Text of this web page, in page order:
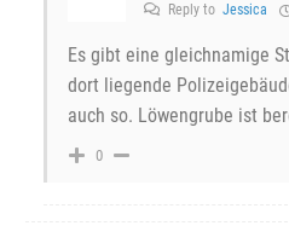
Reply to Jessica
Es gibt eine gleichnamige
dort liegende
auch so. Löwengrube ist
0